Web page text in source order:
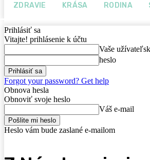
ZDRAVIE KRÁSA RODINA
Prihlásiť sa
Vitajte! prihlásenie k účtu
Vaše
heslo
Forgot your password? Get help
Obnova hesla
Obnoviť svoje heslo
Váš e-mail
Heslo vám bude zaslané e-mailom